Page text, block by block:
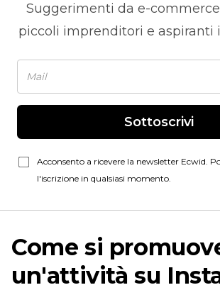
Suggerimenti da e-commerce
piccoli imprenditori e aspiranti
Sottoscrivi
Acconsento a ricevere la newsletter Ecwid.
l'iscrizione in qualsiasi momento.
Come si
un'attività su